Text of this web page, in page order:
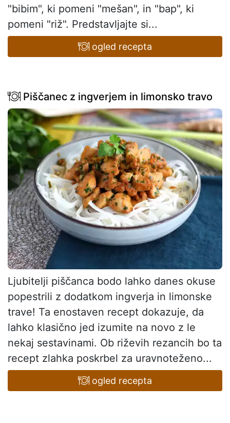
"bibim", ki pomeni "mešan", in "bap", ki
pomeni "riž". Predstavljajte si...
ogled recepta
Piščanec z ingverjem in limonsko travo
Ljubitelji piščanca bodo lahko danes okuse
popestrili z dodatkom ingverja in limonske
trave! Ta enostaven recept dokazuje, da
lahko klasično jed izumite na novo z le
nekaj sestavinami. Ob riževih rezancih bo ta
recept zlahka poskrbel za uravnoteženo...
ogled recepta